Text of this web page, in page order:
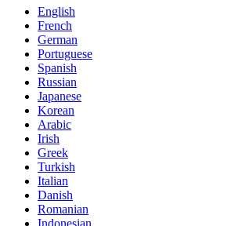
English
French
German
Portuguese
Spanish
Russian
Japanese
Korean
Arabic
Irish
Greek
Turkish
Italian
Danish
Romanian
Indonesian